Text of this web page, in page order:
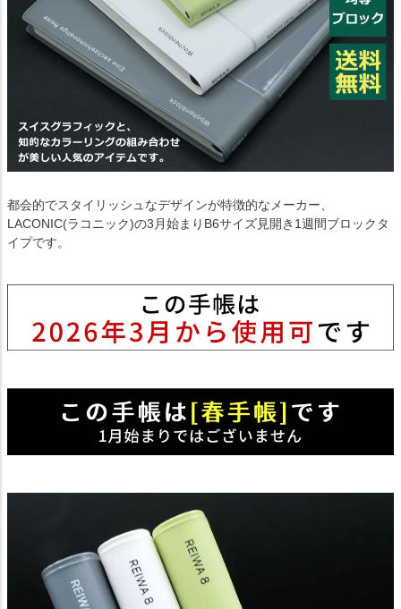
都会的でスタイリッシュなデザインが特徴的なメーカー、
LACONIC(ラコニック)の3月始まりB6サイズ見開き1週間ブロックタ
イプです。